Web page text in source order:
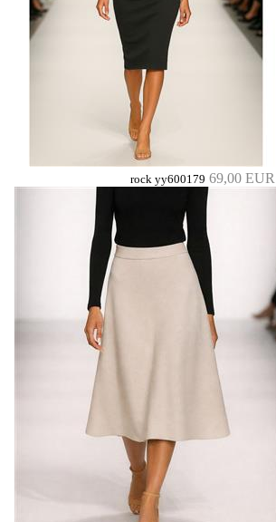
rock yy600179 69,00 EUR